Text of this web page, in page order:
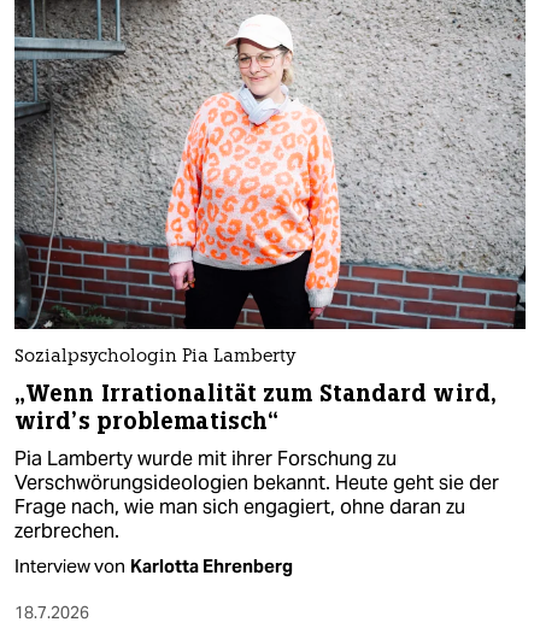
Sozialpsychologin Pia Lamberty
„Wenn Irrationalität zum Standard wird,
wird’s problematisch“
Pia Lamberty wurde mit ihrer Forschung zu
Verschwörungsideologien bekannt. Heute geht sie der
Frage nach, wie man sich engagiert, ohne daran zu
zerbrechen.
Interview von Karlotta Ehrenberg
18.7.2026